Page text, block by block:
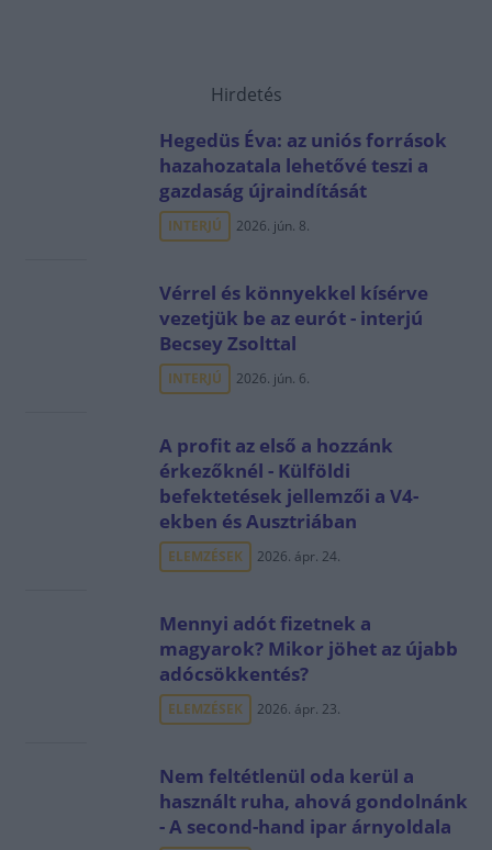
Hirdetés
Hegedüs Éva: az uniós források
hazahozatala lehetővé teszi a
gazdaság újraindítását
INTERJÚ 2026. jún. 8.
Vérrel és könnyekkel kísérve
vezetjük be az eurót - interjú
Becsey Zsolttal
INTERJÚ 2026. jún. 6.
A profit az első a hozzánk
érkezőknél - Külföldi
befektetések jellemzői a V4-
ekben és Ausztriában
ELEMZÉSEK 2026. ápr. 24.
Mennyi adót fizetnek a
magyarok? Mikor jöhet az újabb
adócsökkentés?
ELEMZÉSEK 2026. ápr. 23.
Nem feltétlenül oda kerül a
használt ruha, ahová gondolnánk
- A second-hand ipar árnyoldala